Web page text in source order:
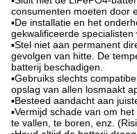
consumenten moeten door
▪De installatie en het
gekwalificeerde specialisten
▪Stel niet aan permanent
gevolgen van hitte. De
batterij beschadigen.
▪Gebruiks slechts
opslag van allen losmaakt
▪Besteed aandacht aan
▪Vermijd schade van om
te vallen, te boren, enz.